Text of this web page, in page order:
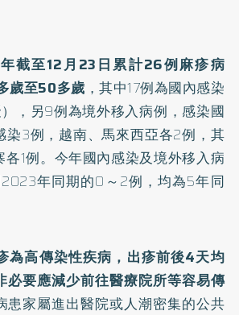
截至12月23日累計26例麻疹病
歲至50多歲 ，其中17例為國內感染
，另9例為境外移入病例，感染國
染3例，越南、馬來西亞各2例，其
1例。今年國內感染及境外移入病
年同期的0～2例，均為5年同
為高傳染性疾病，出疹前後4天均
必要應減少前往醫療院所等容易傳
患家屬進出醫院或人潮密集的公共